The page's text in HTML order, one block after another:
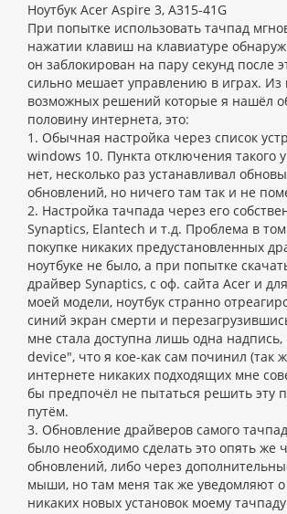
Ноутбук Acer Aspire 3, A315-41G
При попытке использовать тачпад
нажатии клавиш на клавиатуре
он заблокирован на пару секунд после
сильно мешает управлению в играх. Из
возможных решений которые я нашёл
половину интернета, это:
1. Обычная настройка через список
windows 10. Пункта отключения такого
нет, несколько раз устанавливал
обновлений, но ничего там так и не
2. Настройка тачпада через его
Synaptics, Elantech и т.д. Проблема в
покупке никаких предустановленных
ноутбуке не было, а при попытке
драйвер Synaptics, с оф. сайта Acer и
моей модели, ноутбук странно
синий экран смерти и
мне стала доступна лишь одна
device", что я кое-как сам починил (так
интернете никаких подходящих мне
бы предпочёл не пытаться решить эту
путём.
3. Обновление драйверов самого
было необходимо сделать это опять же
обновлений, либо через
мыши, но там меня так же уведомляют
никаких новых установок моему